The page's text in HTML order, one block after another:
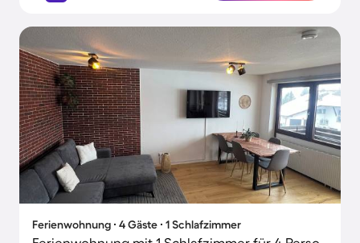
Ferienwohnung ∙ 4 Gäste ∙ 1 Schlafzimmer